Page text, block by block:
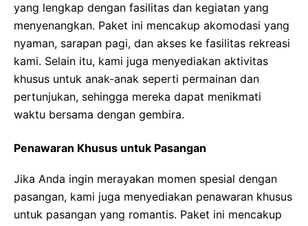
yang lengkap dengan fasilitas dan kegiatan yang
menyenangkan. Paket ini mencakup akomodasi yang
nyaman, sarapan pagi, dan akses ke fasilitas rekreasi
kami. Selain itu, kami juga menyediakan aktivitas
khusus untuk anak-anak seperti permainan dan
pertunjukan, sehingga mereka dapat menikmati
waktu bersama dengan gembira.
Penawaran Khusus untuk Pasangan
Jika Anda ingin merayakan momen spesial dengan
pasangan, kami juga menyediakan penawaran khusus
untuk pasangan yang romantis. Paket ini mencakup